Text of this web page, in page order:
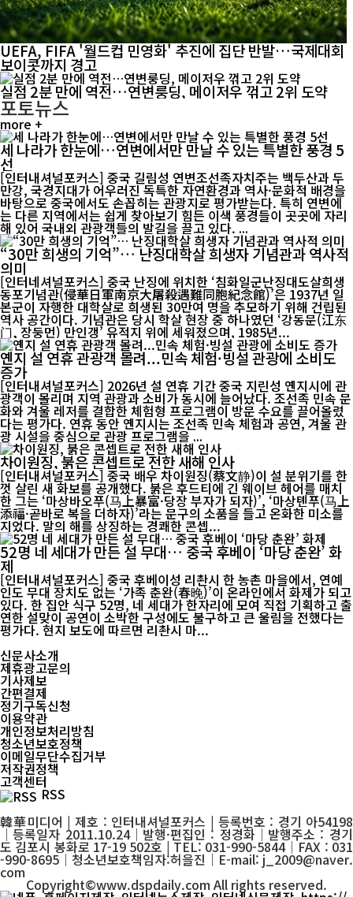
UEFA, FIFA '월드컵 민영화' 추진에 집단 반발…국제대회
보이콧까지 경고
실점 2분 만에 역전…연변룽딩, 메이저우 꺾고 2위 도약
포토뉴스
more +
세 나라가 한눈에…연변에서만 만날 수 있는 특별한 풍경 5
선
[인터내셔널포커스] 중국 길림성 연변조선족자치주는 백두산과 두
만강, 국경지대가 어우러진 독특한 자연환경과 역사·문화적 배경을
바탕으로 중국에서도 손꼽히는 관광지로 평가받는다. 특히 연변에
는 다른 지역에서는 쉽게 찾아보기 힘든 이색 풍경들이 곳곳에 자리
해 있어 국내외 관광객들의 발길을 끌고 있다. ...
“30만 희생의 기억”… 난징대학살 희생자 기념관과 역사적
의미
[인터네셔널포커스] 중국 난징에 위치한 ‘침화일군난징대도살희생
동포기념관(侵華日軍南京大屠殺遇難同胞紀念館)’은 1937년 일
본군이 자행한 대학살로 희생된 30만여 명을 추모하기 위해 건립된
역사 공간이다. 기념관은 당시 학살 현장 중 하나였던 ‘강동문(江东
门, 장둥먼) 만인갱’ 유적지 위에 세워졌으며, 1985년...
옌지 설 연휴 관광객 몰려...민속 체험·빙설 관광에 소비도
증가
[인터내셔널포커스] 2026년 설 연휴 기간 중국 지린성 옌지시에 관
광객이 몰리며 지역 관광과 소비가 동시에 늘어났다. 조선족 민속 문
화와 겨울 레저를 결합한 체험형 프로그램이 방문 수요를 끌어올렸
다는 평가다. 연휴 동안 옌지시는 조선족 민속 체험과 공연, 겨울 관
광 시설을 중심으로 관광 프로그램을 ...
차이원징, 붉은 콘셉트로 전한 새해 인사
[인터내셔널포커스] 중국 배우 차이원징(蔡文静)이 설 분위기를 한
껏 살린 새 화보를 공개했다. 붉은 후드티에 긴 웨이브 헤어를 매치
한 그는 ‘마상바오푸(马上暴富·당장 부자가 되자)’, ‘마상톈푸(马上
添福·곧바로 복을 더하자)’라는 문구의 소품을 들고 온화한 미소를
지었다. 말의 해를 상징하는 경쾌한 콘셉...
52명 네 세대가 만든 설 무대… 중국 후베이 ‘마당 춘완’ 화
제
[인터내셔널포커스] 중국 후베이성 리촨시 한 농촌 마을에서, 연예
인도 무대 장치도 없는 ‘가족 춘완(春晚)’이 온라인에서 화제가 되고
있다. 한 집안 식구 52명, 네 세대가 한자리에 모여 직접 기획하고 출
연한 설맞이 공연이 소박한 구성에도 불구하고 큰 울림을 전했다는
평가다. 현지 보도에 따르면 리촨시 마...
신문사소개
제휴광고문의
기사제보
간편결제
정기구독신청
이용약관
개인정보처리방침
청소년보호정책
이메일무단수집거부
저작권정책
고객센터
RSS
韓華미디어 | 제호 : 인터내셔널포커스 | 등록번호 : 경기 아54198
│등록일자 2011.10.24│발행·편집인 : 정경화│발행주소 : 경기
도 김포시 봉화로 17-19 502호 | TEL: 031-990-5844│FAX : 031
-990-8695│청소년보호책임자:허을진│E-mail: j_2009@naver.
com
Copyright©www.dspdaily.com All rights reserved.